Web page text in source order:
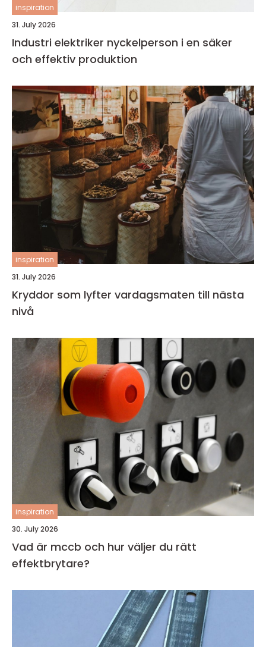
inspiration
31. July 2026
Industri elektriker nyckelperson i en säker
och effektiv produktion
inspiration
31. July 2026
Kryddor som lyfter vardagsmaten till nästa
nivå
inspiration
30. July 2026
Vad är mccb och hur väljer du rätt
effektbrytare?